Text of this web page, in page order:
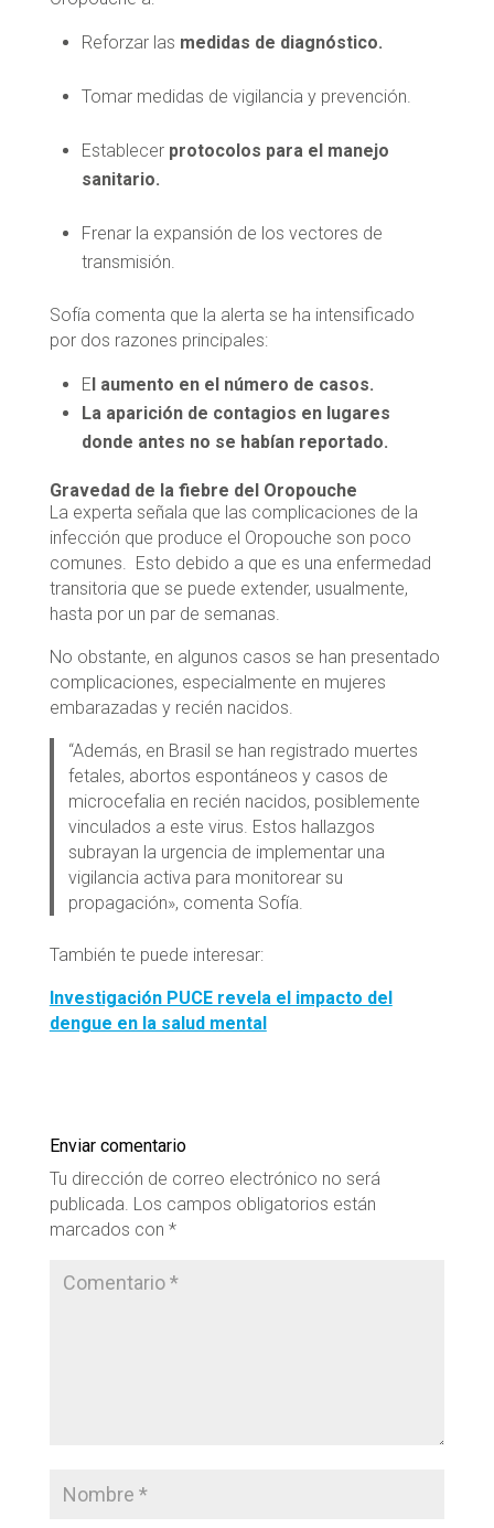
Reforzar las medidas de diagnóstico.
Tomar medidas de vigilancia y prevención.
Establecerprotocolos para el manejo
sanitario.
Frenar la expansión de los vectores de
transmisión.
Sofía comenta que la alerta se ha intensificado
por dos razones principales:
El aumento en el número de casos.
La aparición de contagios en lugares
donde antes no se habían reportado.
Gravedad de la fiebre del Oropouche
La experta señala que las complicaciones de la
infección que produce el Oropouche son poco
comunes. Esto debido a que es una enfermedad
transitoria que se puede extender, usualmente,
hasta por un par de semanas.
No obstante, en algunos casos se han presentado
complicaciones, especialmente en mujeres
embarazadas y recién nacidos.
“Además, en Brasil se han registrado muertes
fetales, abortos espontáneos y casos de
microcefalia en recién nacidos, posiblemente
vinculados a este virus. Estos hallazgos
subrayan la urgencia de implementar una
vigilancia activa para monitorear su
propagación», comenta Sofía.
También te puede interesar:
Investigación PUCE revela el impacto del
dengue en la salud mental
Enviar comentario
Tu dirección de correo electrónico no será
publicada. Los campos obligatorios están
marcados con *